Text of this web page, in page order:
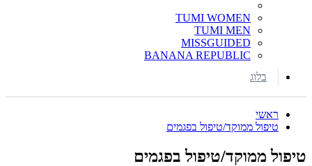
TUMI WOMEN
TUMI MEN
MISSGUIDED
BANANA REPUBLIC
בלוג
ראשי
טיפול ממוקד/טיפול בפגמים
טיפול ממוקד/טיפול בפגמים